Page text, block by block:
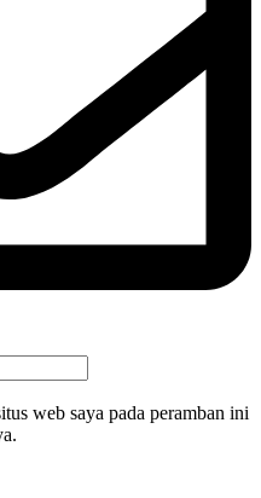
web saya pada peramban ini